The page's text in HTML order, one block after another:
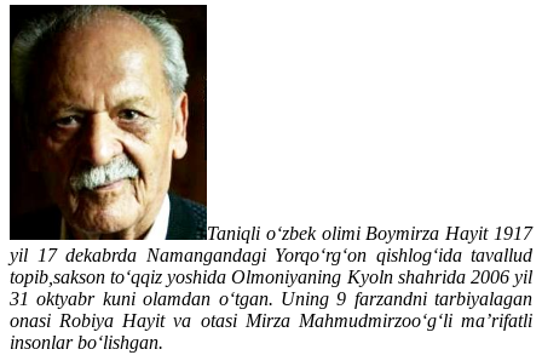
Taniqli o‘zbek olimi Boymirza Hayit 1917
yil 17 dekabrda Namangandagi Yorqo‘rg‘on qishlog‘ida tavallud
topib,sakson to‘qqiz yoshida Olmoniyaning Kyoln shahrida 2006 yil
31 oktyabr kuni olamdan o‘tgan. Uning 9 farzandni tarbiyalagan
onasi Robiya Hayit va otasi Mirza Mahmudmirzoo‘g‘li ma’rifatli
insonlar bo‘lishgan.